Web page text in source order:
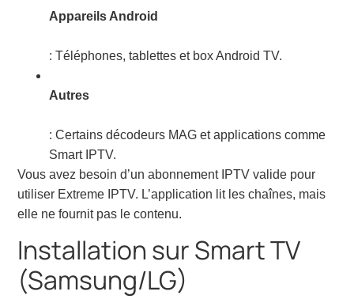
Appareils Android
: Téléphones, tablettes et box Android TV.
Autres
: Certains décodeurs MAG et applications comme
Smart IPTV.
Vous avez besoin d’un abonnement IPTV valide pour
utiliser Extreme IPTV. L’application lit les chaînes, mais
elle ne fournit pas le contenu.
Installation sur Smart TV
(Samsung/LG)